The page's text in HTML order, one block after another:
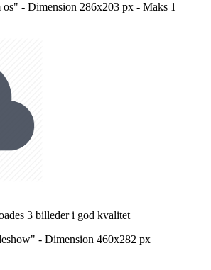
- Dimension 286x203 px - Maks 1
3 billeder i god kvalitet
- Dimension 460x282 px